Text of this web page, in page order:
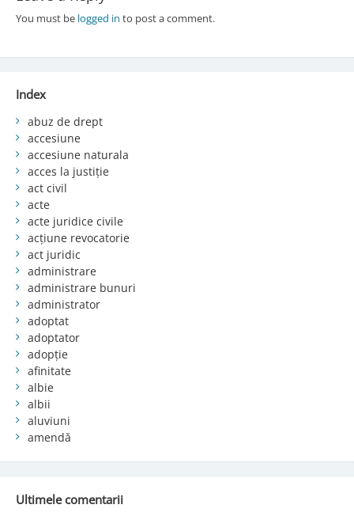
You must be logged in to post a comment.
Index
abuz de drept
accesiune
accesiune naturala
acces la justiție
act civil
acte
acte juridice civile
acțiune revocatorie
act juridic
administrare
administrare bunuri
administrator
adoptat
adoptator
adopție
afinitate
albie
albii
aluviuni
amendă
Ultimele comentarii